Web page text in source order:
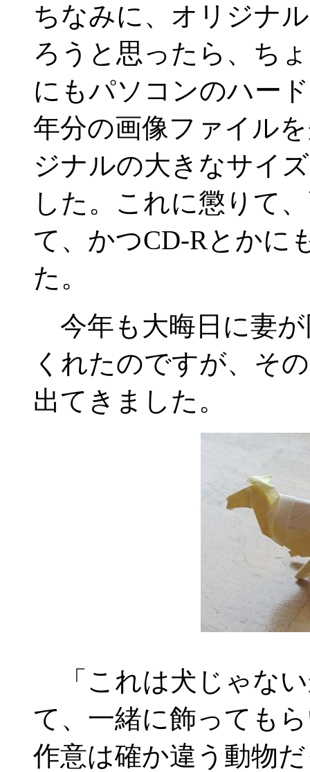
ちなみに、オリジナ
ろうと思ったら、ち
にもパソコンのハー
年分の画像ファイル
ジナルの大きなサイ
した。これに懲りて
て、かつCD-Rとかに
た。
今年も大晦日に妻
くれたのですが、そ
出てきました。
「これは犬じゃな
て、一緒に飾っても
作意は確か違う動物